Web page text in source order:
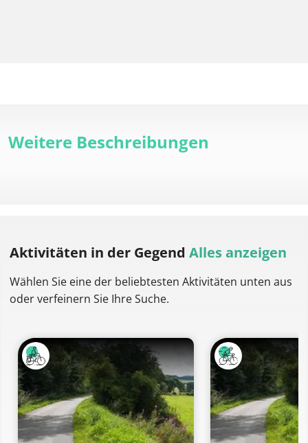
Weitere Beschreibungen
Aktivitäten in der Gegend Alles anzeigen
Wählen Sie eine der beliebtesten Aktivitäten unten aus
oder verfeinern Sie Ihre Suche.